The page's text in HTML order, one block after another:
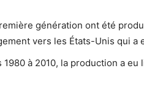
génération ont été
vers les États-Unis qui a
1980 à 2010, la production a eu